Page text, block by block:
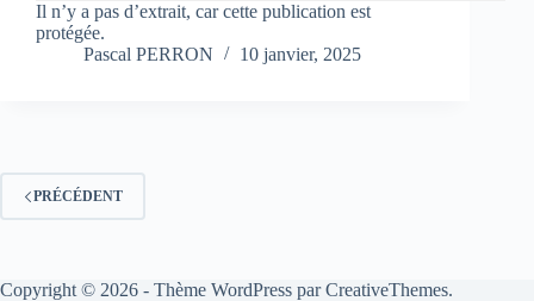
Il n’y a pas d’extrait, car cette publication est
protégée.
Pascal PERRON
10 janvier, 2025
PRÉCÉDENT
Copyright © 2026 - Thème WordPress parCreativeThemes.